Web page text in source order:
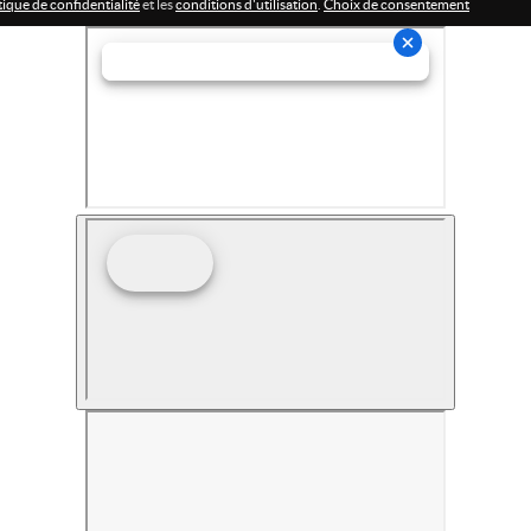
de confidentialitéet lesconditions d'utilisation Choix de consentement